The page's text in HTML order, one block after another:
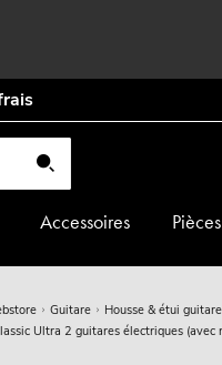
Accessoires
Guitare Housse & étui guitare
Ultra 2 guitares électriques (avec